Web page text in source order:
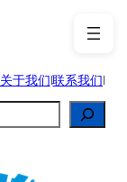
关于我们|联系我们|